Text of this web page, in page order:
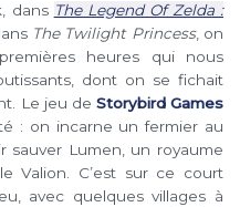
dans The Legend Of Zelda :
The Twilight Princess, on
heures qui nous
dont on se fichait
Le jeu de Storybird Games
: on incarne un fermier au
sauver Lumen, un royaume
Valion. C’est sur ce court
avec quelques villages à